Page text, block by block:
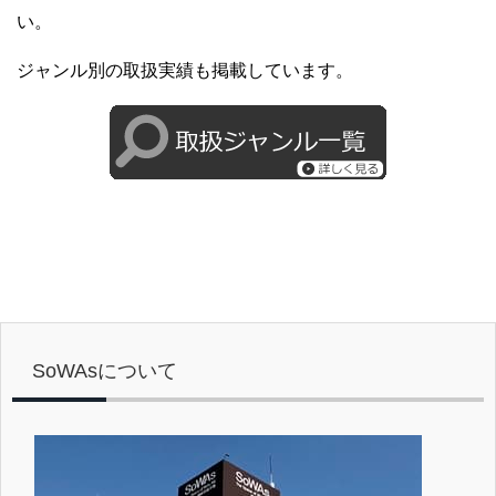
い。
ジャンル別の取扱実績も掲載しています。
SoWAsについて